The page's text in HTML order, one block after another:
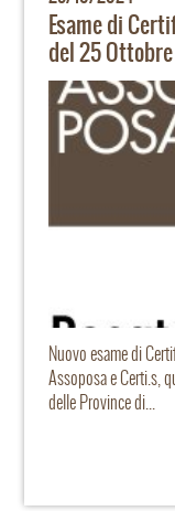
Esame di
del 25
Nuovo esame di
Assoposa e Certi.s,
delle Province di...